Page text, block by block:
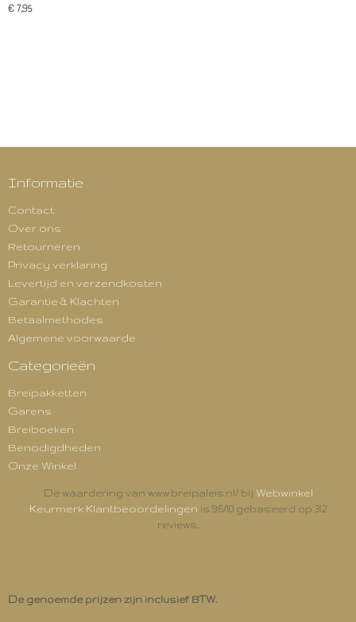
€ 7,95
Informatie
Contact
Over ons
Retourneren
Privacy verklaring
Levertijd en verzendkosten
Garantie & Klachten
Betaalmethodes
Algemene voorwaarde
Categorieën
Breipakketten
Garens
Breiboeken
Benodigdheden
Onze Winkel
De waardering van www.breipaleis.nl/ bij Webwinkel
Keurmerk Klantbeoordelingen is 9.6/10 gebaseerd op 312
reviews.
De genoemde prijzen zijn inclusief BTW.